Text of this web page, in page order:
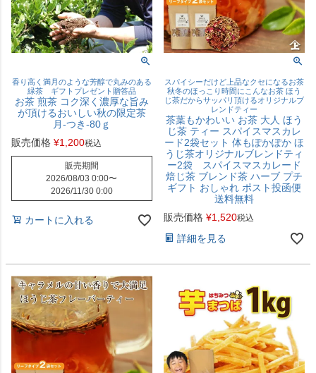
香り高く満月のような芳醇で丸みのある
緑茶 ギフトプレゼント贈答品
お茶 煎茶 コク深く濃厚な旨み
が頂けるおいしい秋の限定茶
月-つき-80ｇ
販売価格 ¥1,200税込
販売期間
2026/08/03 0:00〜
2026/11/30 0:00
カートに入れる
スパイシーだけど上品なクセになるお茶
秋冬のほっこり時間にこんなお茶 ほう
じ茶だからサッパリ頂けるオリジナルブ
レンドティー
茶葉もかわいい お茶 大人 ほう
じ茶 ティー スパイスマスカレ
ード2袋セット 体もぽかぽか ほ
うじ茶オリジナルブレンドティ
ー2袋 スパイスマスカレード
焙じ茶 ブレンド茶 ハーブ プチ
ギフト おしゃれ ポスト投函便
送料無料
販売価格 ¥1,520税込
詳細を見る